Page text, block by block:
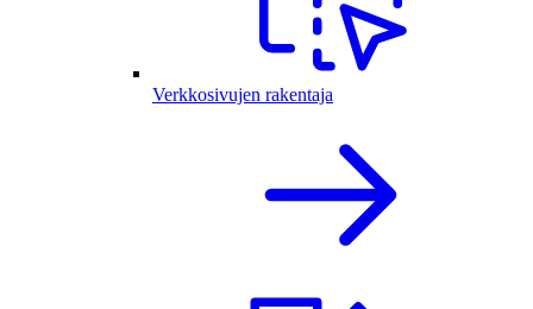
Verkkosivujen rakentaja